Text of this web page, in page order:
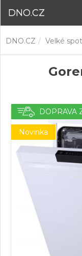
DNO.CZ
DNO.CZ Velké
DOPRAVA
Novinka